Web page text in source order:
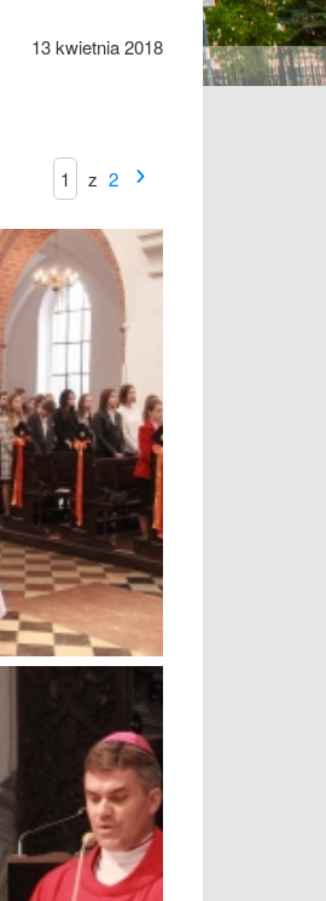
13 kwietnia 2018
z 2